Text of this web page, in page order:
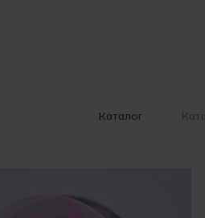
Каталог